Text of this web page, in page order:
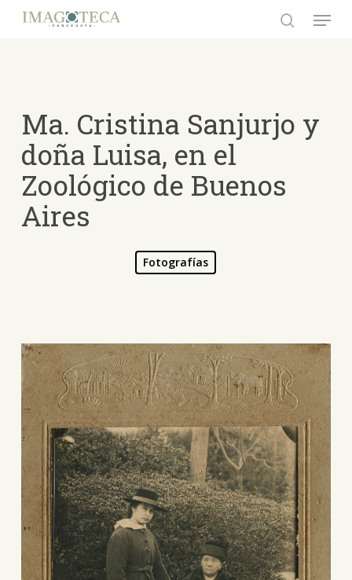
Menu
Ma. Cristina Sanjurjo y
doña Luisa, en el
Zoológico de Buenos
Aires
Fotografías